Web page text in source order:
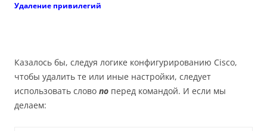
Удаление привилегий
Казалось бы, следуя логике конфигурированию Cisco,
чтобы удалить те или иные настройки, следует
использовать слово no перед командой. И если мы
делаем: